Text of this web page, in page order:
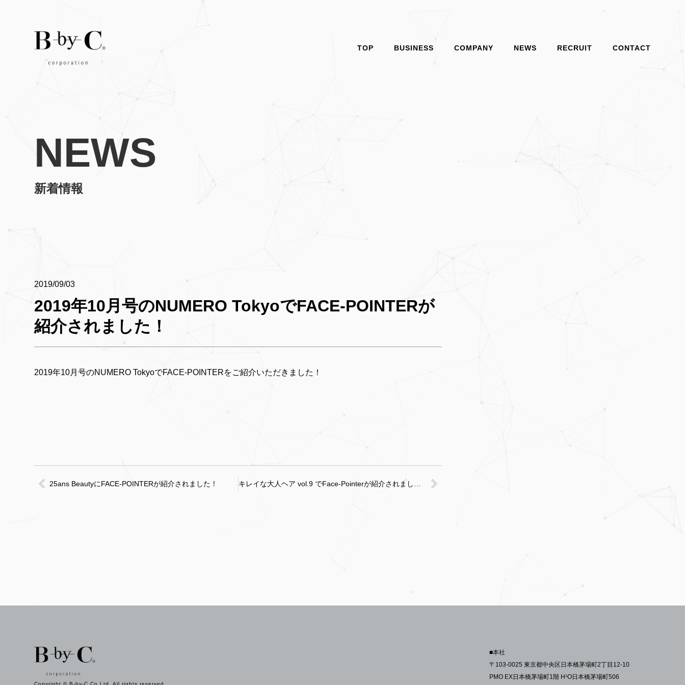
TOP BUSINESS COMPANY NEWS RECRUIT CONTACT
NEWS
新着情報
2019/09/03
2019年10月号のNUMERO TokyoでFACE-POINTERが
紹介されました！
2019年10月号のNUMERO TokyoでFACE-POINTERをご紹介いただきました！
25ans BeautyにFACE-POINTERが紹介されました！
Copyright © B-by-C Co.Ltd. All rights reserved.
■本社
〒103-0025 東京都中央区日本橋茅場町2丁目12-10
PMO EX日本橋茅場町1階 H¹O日本橋茅場町506